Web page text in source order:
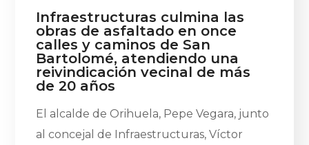
Infraestructuras culmina las
obras de asfaltado en once
calles y caminos de San
Bartolomé, atendiendo una
reivindicación vecinal de más
de 20 años
El alcalde de Orihuela, Pepe Vegara, junto
al concejal de Infraestructuras, Víctor